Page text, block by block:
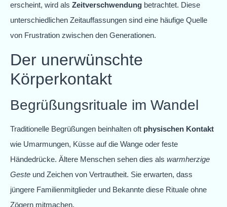
erscheint, wird als Zeitverschwendung betrachtet. Diese
unterschiedlichen Zeitauffassungen sind eine häufige Quelle
von Frustration zwischen den Generationen.
Der unerwünschte
Körperkontakt
Begrüßungsrituale im Wandel
Traditionelle Begrüßungen beinhalten oft physischen Kontakt
wie Umarmungen, Küsse auf die Wange oder feste
Händedrücke. Ältere Menschen sehen dies als warmherzige
Geste und Zeichen von Vertrautheit. Sie erwarten, dass
jüngere Familienmitglieder und Bekannte diese Rituale ohne
Zögern mitmachen.